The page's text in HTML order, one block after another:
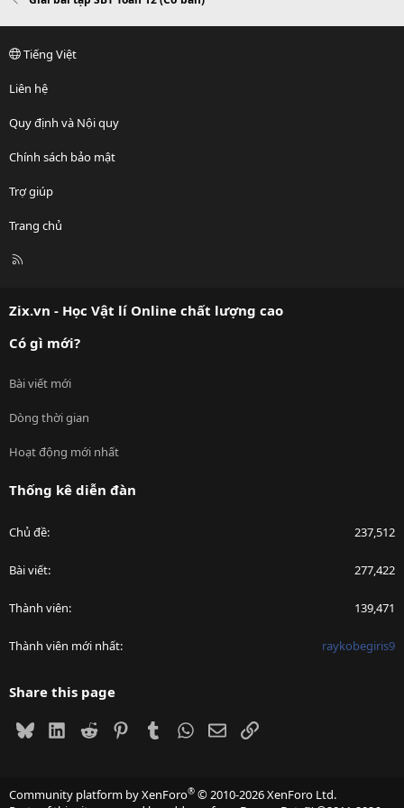
Tiếng Việt
Liên hệ
Quy định và Nội quy
Chính sách bảo mật
Trợ giúp
Trang chủ
R
Zix.vn - Học Vật lí Online chất lượng cao
Có gì mới?
Bài viết mới
Dòng thời gian
Hoạt động mới nhất
Thống kê diễn đàn
Chủ đề 237,512
Bài viết 277,422
Thành viên 139,471
Thành viên mới nhất raykobegiris9
Share this page
BlueskyLinkedIn
Reddit PinterestTumblrWhatsApp
EmailLink
Community platform by XenForo® © 2010-2026 XenForo Ltd.